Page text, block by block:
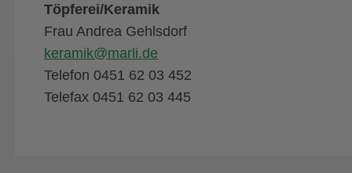
Töpferei/Keramik
Frau Andrea Gehlsdorf
keramik@marli.de
Telefon 0451 62 03 452
Telefax 0451 62 03 445